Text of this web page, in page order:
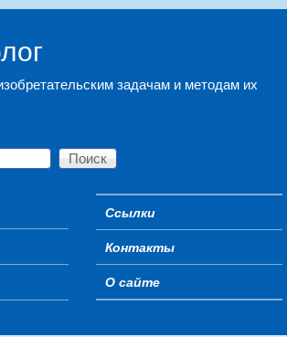
задачам и методам их
Secondary menu
Ссылки
Контакты
О сайте